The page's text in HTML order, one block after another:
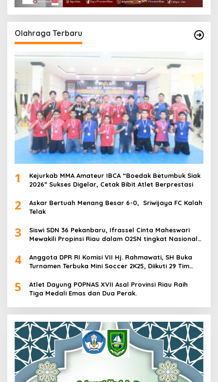
Olahraga Terbaru
1
Kejurkab MMA Amateur IBCA “Boedak Betumbuk Siak
2026” Sukses Digelar, Cetak Bibit Atlet Berprestasi
2
Askar Bertuah Menang Besar 6-0, Sriwijaya FC Kalah
Telak
3
Siswi SDN 36 Pekanbaru, Ifrassel Cinta Maheswari
Mewakili Propinsi Riau dalam O2SN tingkat Nasional
4
Anggota DPR RI Komisi VII Hj. Rahmawati, SH Buka
Turnamen Terbuka Mini Soccer 2K25, Diikuti 29 Tim
5
Atlet Dayung POPNAS XVII Asal Provinsi Riau Raih
Tiga Medali Emas dan Dua Perak.